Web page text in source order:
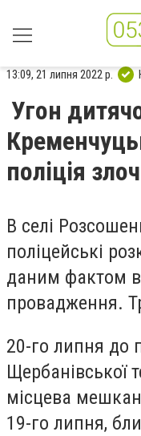
13:09, 21 липня 2022 р.
Угон
поліція
В селі
поліцейські
даним фактом
провадження.
20-го липня до
Щербанівської
місцева
19-го липня,